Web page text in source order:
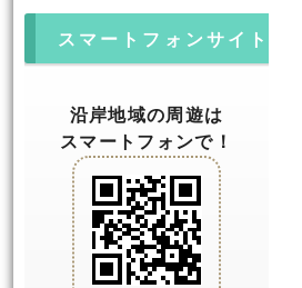
スマートフォンサイト
沿岸地域の周遊は
スマートフォンで！